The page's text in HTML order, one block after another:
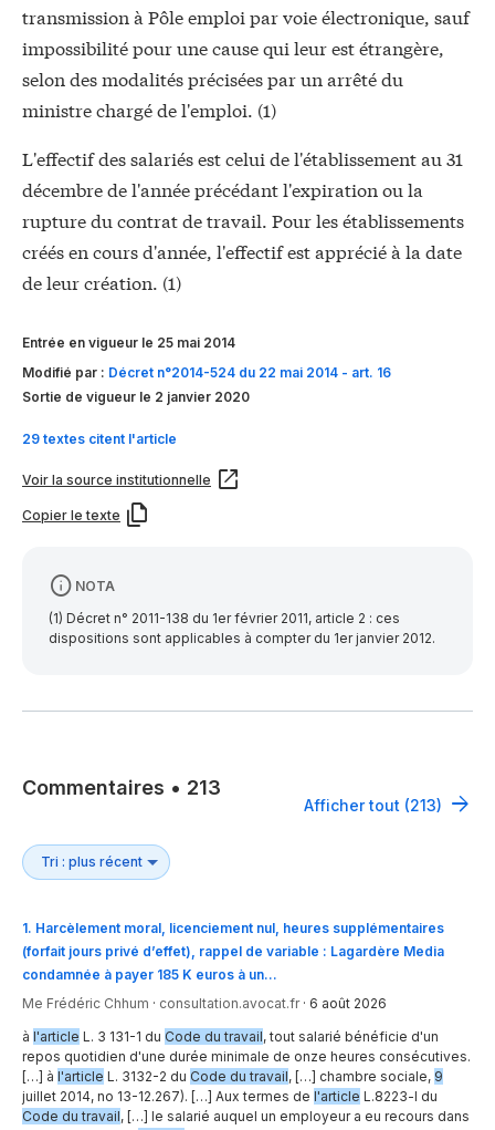
transmission à Pôle emploi par voie électronique, sauf
impossibilité pour une cause qui leur est étrangère,
selon des modalités précisées par un arrêté du
ministre chargé de l'emploi. (1)
L'effectif des salariés est celui de l'établissement au 31
décembre de l'année précédant l'expiration ou la
rupture du contrat de travail. Pour les établissements
créés en cours d'année, l'effectif est apprécié à la date
de leur création. (1)
Entrée en vigueur le 25 mai 2014
Modifié par : Décret n°2014-524 du 22 mai 2014 - art. 16
Sortie de vigueur le 2 janvier 2020
29 textes citent l'article
Voir la source institutionnelle
Copier le texte
NOTA
(1) Décret n° 2011-138 du 1er février 2011, article 2 : ces
dispositions sont applicables à compter du 1er janvier 2012.
Commentaires • 213
Afficher tout (213)
1. Harcèlement moral, licenciement nul, heures supplémentaires
(forfait jours privé d’effet), rappel de variable : Lagardère Media
condamnée à payer 185 K euros à un…
Me Frédéric Chhum · consultation.avocat.fr· 6 août 2026
à l'article L. 3 131-1 du Code du travail, tout salarié bénéficie d'un
repos quotidien d'une durée minimale de onze heures consécutives.
[…] à l'article L. 3132-2 du Code du travail, […] chambre sociale, 9
juiIlet 2014, no 13-12.267). […] Aux termes de l'article L.8223-l du
Code du travail, […] le salarié auquel un employeur a eu recours dans